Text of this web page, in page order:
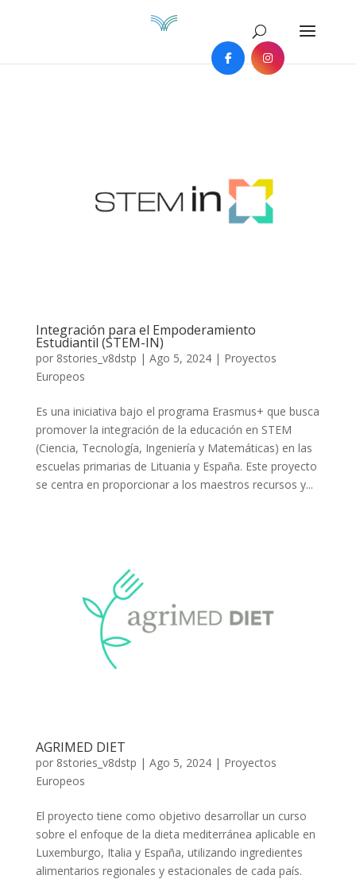
Integración para el Empoderamiento
Estudiantil (STEM-IN)
por 8stories_v8dstp | Ago 5, 2024| Proyectos
Europeos
Es una iniciativa bajo el programa Erasmus+ que busca
promover la integración de la educación en STEM
(Ciencia, Tecnología, Ingeniería y Matemáticas) en las
escuelas primarias de Lituania y España. Este proyecto
se centra en proporcionar a los maestros recursos y...
AGRIMED DIET
por 8stories_v8dstp | Ago 5, 2024| Proyectos
Europeos
El proyecto tiene como objetivo desarrollar un curso
sobre el enfoque de la dieta mediterránea aplicable en
Luxemburgo, Italia y España, utilizando ingredientes
alimentarios regionales y estacionales de cada país.